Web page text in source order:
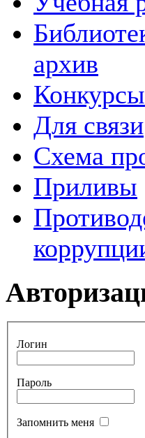
архив
Конкурсы
Для связи
Схема
Приливы
Логин
Пароль
Запомнить меня